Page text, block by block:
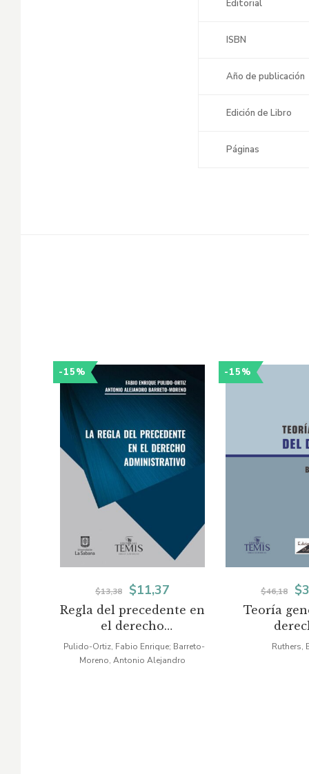
Editorial
ISBN
Año de publicación
Edición de Libro
Páginas
-15%
Regla del precedente en
el derecho
administrativo
$13,38
El
precio
original
era:
$11,37
precio
actual
es:
Pulido-Ortiz, Fabio Enrique; Barreto-
Moreno, Antonio Alejandro
-15%
Teoría
$46,18
El
$
Ruthers,